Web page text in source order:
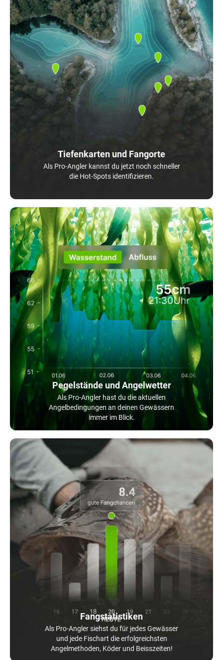
Tiefenkarten und Fangorte
Als Pro-Angler kannst du jetzt noch schneller
die Hot-Spots identifizieren.
Pegelstände und Angelwetter
Als Pro-Angler hast du die aktuellen
Angelbedingungen an deinen Gewässern
immer im Blick.
Fangstatistiken
Als Pro-Angler siehst du für jedes Gewässer
und jede Fischart die erfolgreichsten
Angelmethoden, Köder und Beisszeiten!